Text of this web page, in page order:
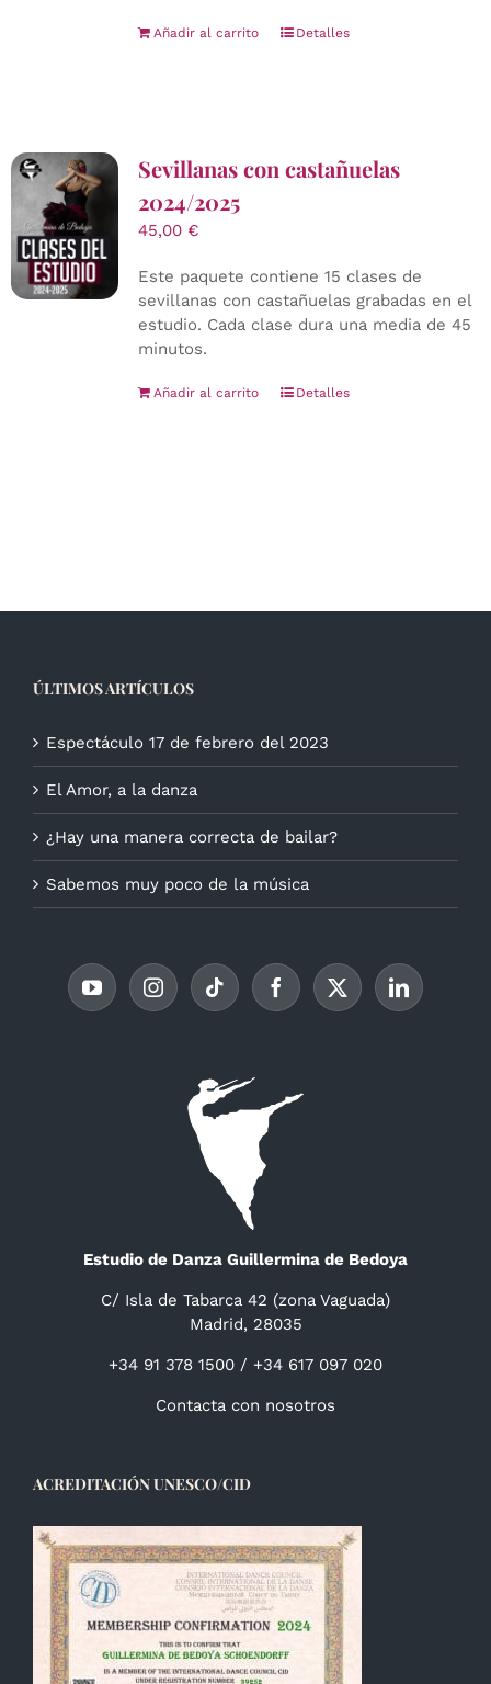
Añadir al carrito Detalles
Sevillanas con castañuelas
2024/2025
45,00 €
Este paquete contiene 15 clases de
sevillanas con castañuelas grabadas en el
estudio. Cada clase dura una media de 45
minutos.
Añadir al carrito Detalles
ÚLTIMOS ARTÍCULOS
Espectáculo 17 de febrero del 2023
El Amor, a la danza
¿Hay una manera correcta de bailar?
Sabemos muy poco de la música
Estudio de Danza Guillermina de Bedoya
C/ Isla de Tabarca 42 (zona Vaguada)
Madrid, 28035
+34 91 378 1500 / +34 617 097 020
Contacta con nosotros
ACREDITACIÓN UNESCO/CID